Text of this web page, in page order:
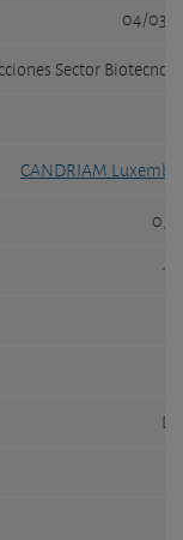
04/03/
Sector
CANDRIAM